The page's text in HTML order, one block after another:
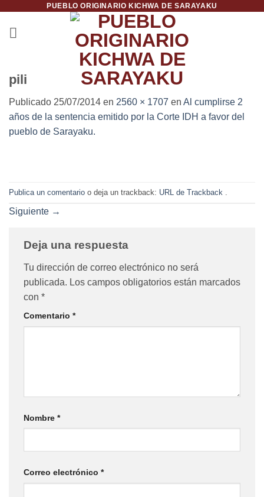
contenido
PUEBLO ORIGINARIO KICHWA DE SARAYAKU
pili
Publicado 25/07/2014 en 2560 × 1707 en Al cumplirse 2
años de la sentencia emitido por la Corte IDH a favor del
pueblo de Sarayaku.
Publica un comentario o deja un trackback: URL de Trackback
Siguiente →
Deja una respuesta
Tu dirección de correo electrónico no será
publicada. Los campos obligatorios están marcados
con *
Comentario *
Nombre *
Correo electrónico *